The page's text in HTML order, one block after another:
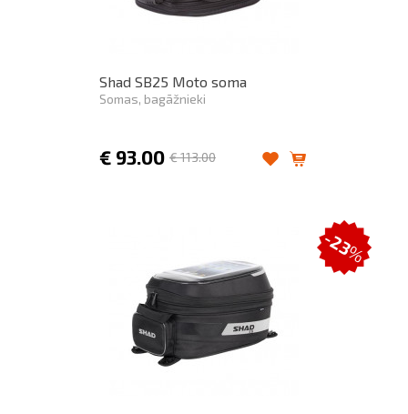
Shad SB25 Moto soma
Somas, bagāžnieki
€ 93.00 €113.00
-23%